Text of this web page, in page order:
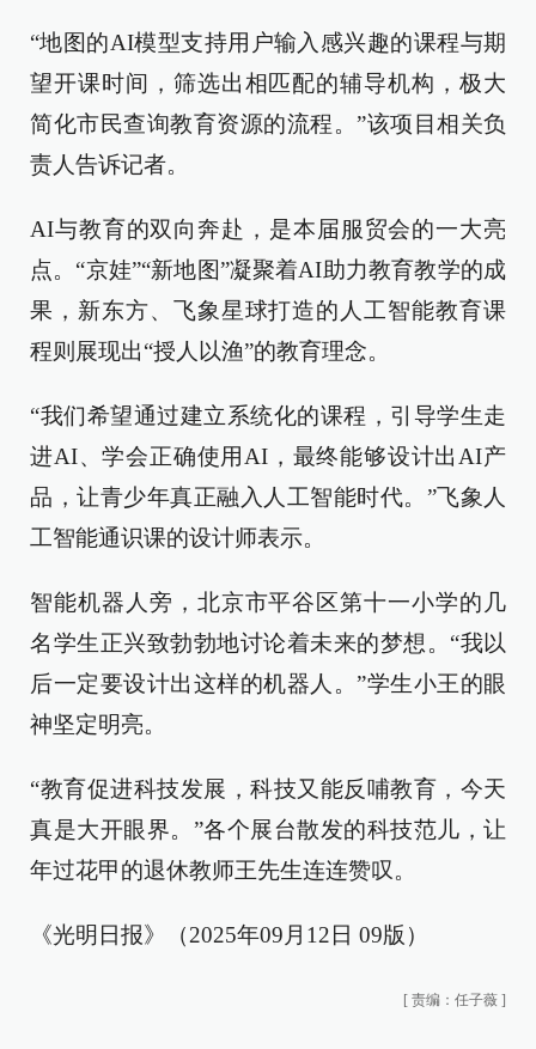
“地图的AI模型支持用户输入感兴趣的课程与期
望开课时间，筛选出相匹配的辅导机构，极大
简化市民查询教育资源的流程。”该项目相关负
责人告诉记者。
AI与教育的双向奔赴，是本届服贸会的一大亮
点。“京娃”“新地图”凝聚着AI助力教育教学的成
果，新东方、飞象星球打造的人工智能教育课
程则展现出“授人以渔”的教育理念。
“我们希望通过建立系统化的课程，引导学生走
进AI、学会正确使用AI，最终能够设计出AI产
品，让青少年真正融入人工智能时代。”飞象人
工智能通识课的设计师表示。
智能机器人旁，北京市平谷区第十一小学的几
名学生正兴致勃勃地讨论着未来的梦想。“我以
后一定要设计出这样的机器人。”学生小王的眼
神坚定明亮。
“教育促进科技发展，科技又能反哺教育，今天
真是大开眼界。”各个展台散发的科技范儿，让
年过花甲的退休教师王先生连连赞叹。
《光明日报》（2025年09月12日 09版）
[ 责编：任子薇 ]